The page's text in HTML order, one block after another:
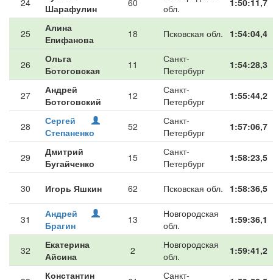
24
Шарафулин
60
обл.
1:50:11,7
25
Алина
Епифанова
18 Псковская обл. 1:54:04,4
26
Ольга
Ботоговская
11
Санкт-
Петербург
1:54:28,3
27
Андрей
Ботоговский
12
Санкт-
Петербург
1:55:44,2
28
Сергей
Степаненко
52
Санкт-
Петербург
1:57:06,7
29
Дмитрий
Бугайченко
15
Санкт-
Петербург
1:58:23,5
30 Игорь Яшкин 62 Псковская обл. 1:58:36,5
31
Андрей
Брагин
13
Новгородская
обл.
1:59:36,1
32
Екатерина
Айсина
2
Новгородская
обл.
1:59:41,2
Константин Санкт-